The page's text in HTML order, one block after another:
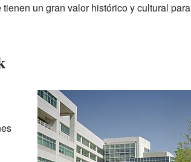
un gran valor histórico y cultural para